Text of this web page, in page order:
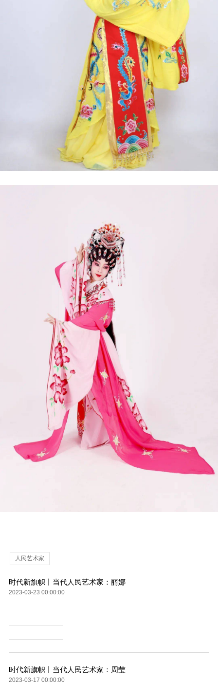
人民艺术家
时代新旗帜丨当代人民艺术家：丽娜
2023-03-23 00:00:00
时代新旗帜丨当代人民艺术家：周莹
2023-03-17 00:00:00